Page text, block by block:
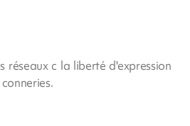
réseaux c la liberté d'expression